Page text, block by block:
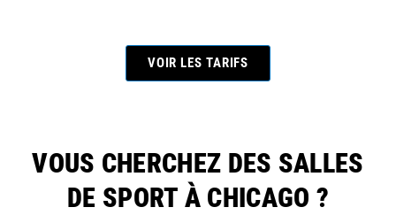
VOIR LES TARIFS
VOUS CHERCHEZ DES SALLES
DE SPORT À CHICAGO ?